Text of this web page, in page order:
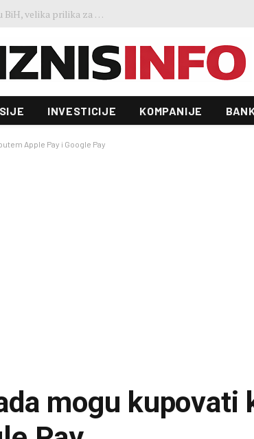
Predstavljen projekt “Galeria”: Toranj od 31 sprata i investicija od 100 miliona KM, gradnja već počela
INVESTICIJE KOMPANIJE
Apple Pay i Google Pay
mogu kupovati